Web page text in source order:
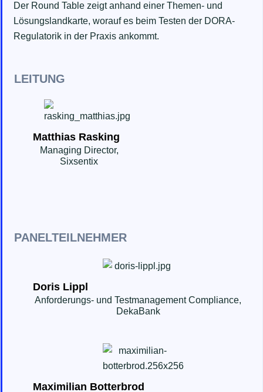
Der Round Table zeigt anhand einer Themen- und
Lösungslandkarte, worauf es beim Testen der DORA-
Regulatorik in der Praxis ankommt.
LEITUNG
Matthias Rasking
Managing Director,
Sixsentix
PANELTEILNEHMER
Doris Lippl
Anforderungs- und Testmanagement Compliance,
DekaBank
Maximilian Botterbrod